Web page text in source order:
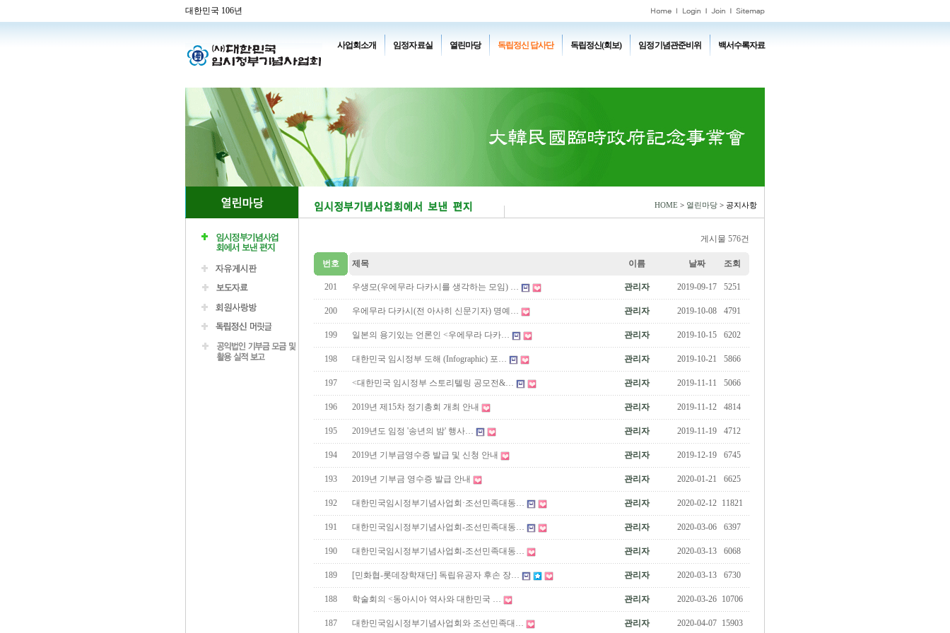
대한민국 106년
사업회소개 임정자료실 열린마당 독립정신 답사단 독립정신(회보) 임정기념관준비위 백서수록자료
HOME > 열린마당 > 공지사항
게시물 576건
번호 제목 이름 날짜 조회
201 우생모(우에무라 다카시를 생각하는 모임) … 관리자 2019-09-17 5251
200 우에무라 다카시(전 아사히 신문기자) 명예… 관리자 2019-10-08 4791
199 일본의 용기있는 언론인 <우에무라 다카… 관리자 2019-10-15 6202
198 대한민국 임시정부 도해 (Infographic) 포… 관리자 2019-10-21 5866
197 <대한민국 임시정부 스토리텔링 공모전&… 관리자 2019-11-11 5066
196 2019년 제15차 정기총회 개최 안내 관리자 2019-11-12 4814
195 2019년도 임정 '송년의 밤' 행사… 관리자 2019-11-19 4712
194 2019년 기부금영수증 발급 및 신청 안내 관리자 2019-12-19 6745
193 2019년 기부금 영수증 발급 안내 관리자 2020-01-21 6625
192 대한민국임시정부기념사업회·조선민족대동… 관리자 2020-02-12 11821
191 대한민국임시정부기념사업회-조선민족대동… 관리자 2020-03-06 6397
190 대한민국임시정부기념사업회-조선민족대동… 관리자 2020-03-13 6068
189 [민화협-롯데장학재단] 독립유공자 후손 장… 관리자 2020-03-13 6730
188 학술회의 <동아시아 역사와 대한민국 … 관리자 2020-03-26 10706
187 대한민국임시정부기념사업회와 조선민족대… 관리자 2020-04-07 15903